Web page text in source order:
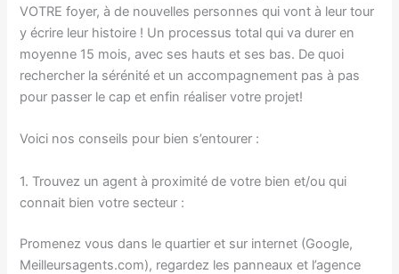
VOTRE foyer, à de nouvelles personnes qui vont à leur tour
y écrire leur histoire ! Un processus total qui va durer en
moyenne 15 mois, avec ses hauts et ses bas. De quoi
rechercher la sérénité et un accompagnement pas à pas
pour passer le cap et enfin réaliser votre projet!
Voici nos conseils pour bien s’entourer :
1. Trouvez un agent à proximité de votre bien et/ou qui
connait bien votre secteur :
Promenez vous dans le quartier et sur internet (Google,
Meilleursagents.com), regardez les panneaux et l’agence